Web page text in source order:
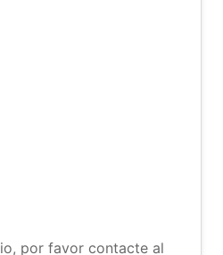
por favor contacte al